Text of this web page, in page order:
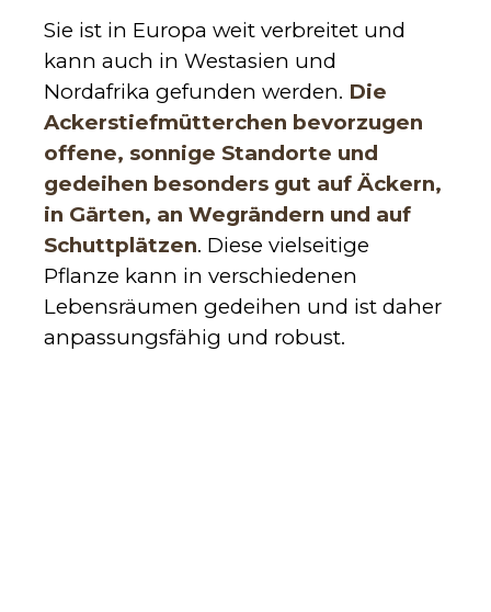
Sie ist in Europa weit verbreitet und
kann auch in Westasien und
Nordafrika gefunden werden. Die
Ackerstiefmütterchen bevorzugen
offene, sonnige Standorte und
gedeihen besonders gut auf Äckern,
in Gärten, an Wegrändern und auf
Schuttplätzen. Diese vielseitige
Pflanze kann in verschiedenen
Lebensräumen gedeihen und ist daher
anpassungsfähig und robust.